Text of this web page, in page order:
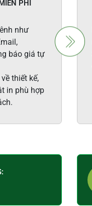
PHÍ
như
báo giá tự
thiết kế,
in phù hợp